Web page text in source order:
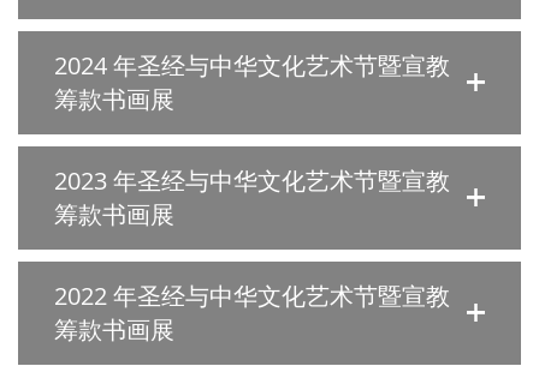
2024 年圣经与中华文化艺术节暨宣教
筹款书画展
2023 年圣经与中华文化艺术节暨宣教
筹款书画展
2022 年圣经与中华文化艺术节暨宣教
筹款书画展